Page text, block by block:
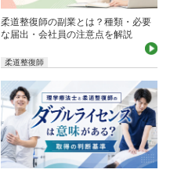
柔道整復師の副業とは？種類・必要
な届出・会社員の注意点を解説
柔道整復師